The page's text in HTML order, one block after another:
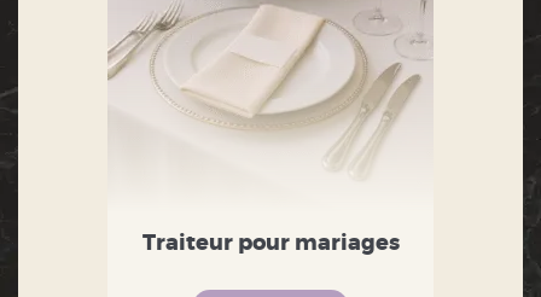
Traiteur pour mariages